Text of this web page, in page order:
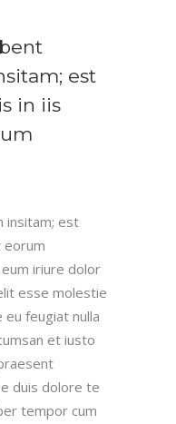
est
in iis
insitam; est
eorum
iriure dolor
esse molestie
eu feugiat nulla
et iusto
duis dolore te
tempor cum